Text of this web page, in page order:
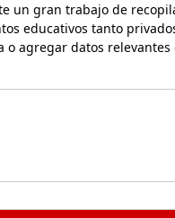
un gran trabajo de
educativos tanto
agregar datos